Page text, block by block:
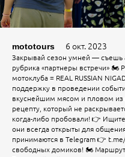
mototours 6 окт. 2023
Закрывай сезон умней — съешь
рубрика «партнеры встречи» 🏍
мотоклуба = REAL RUSSIAN
поддержку в проведении
вкуснейшим мясом и пловом из
рецепту, который не
когда-либо пробовали! 👉
они всегда открыты для
принимаются в Telegram 👉
свободных домиков! 🏍 Маршрут